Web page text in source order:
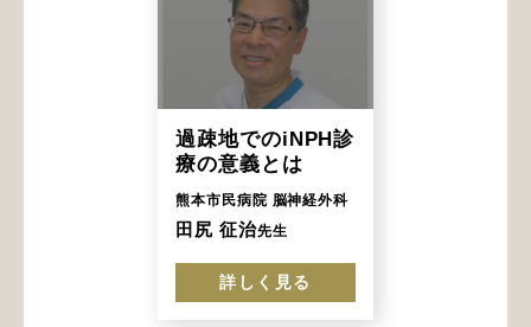
過疎地でのiNPH診
療の意義とは
熊本市民病院 脳神経外科
田尻 征治先生
詳しく見る